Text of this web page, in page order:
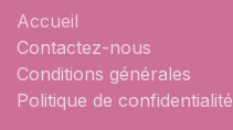
Accueil
Contactez-nous
Conditions générales
Politique de confidentialité